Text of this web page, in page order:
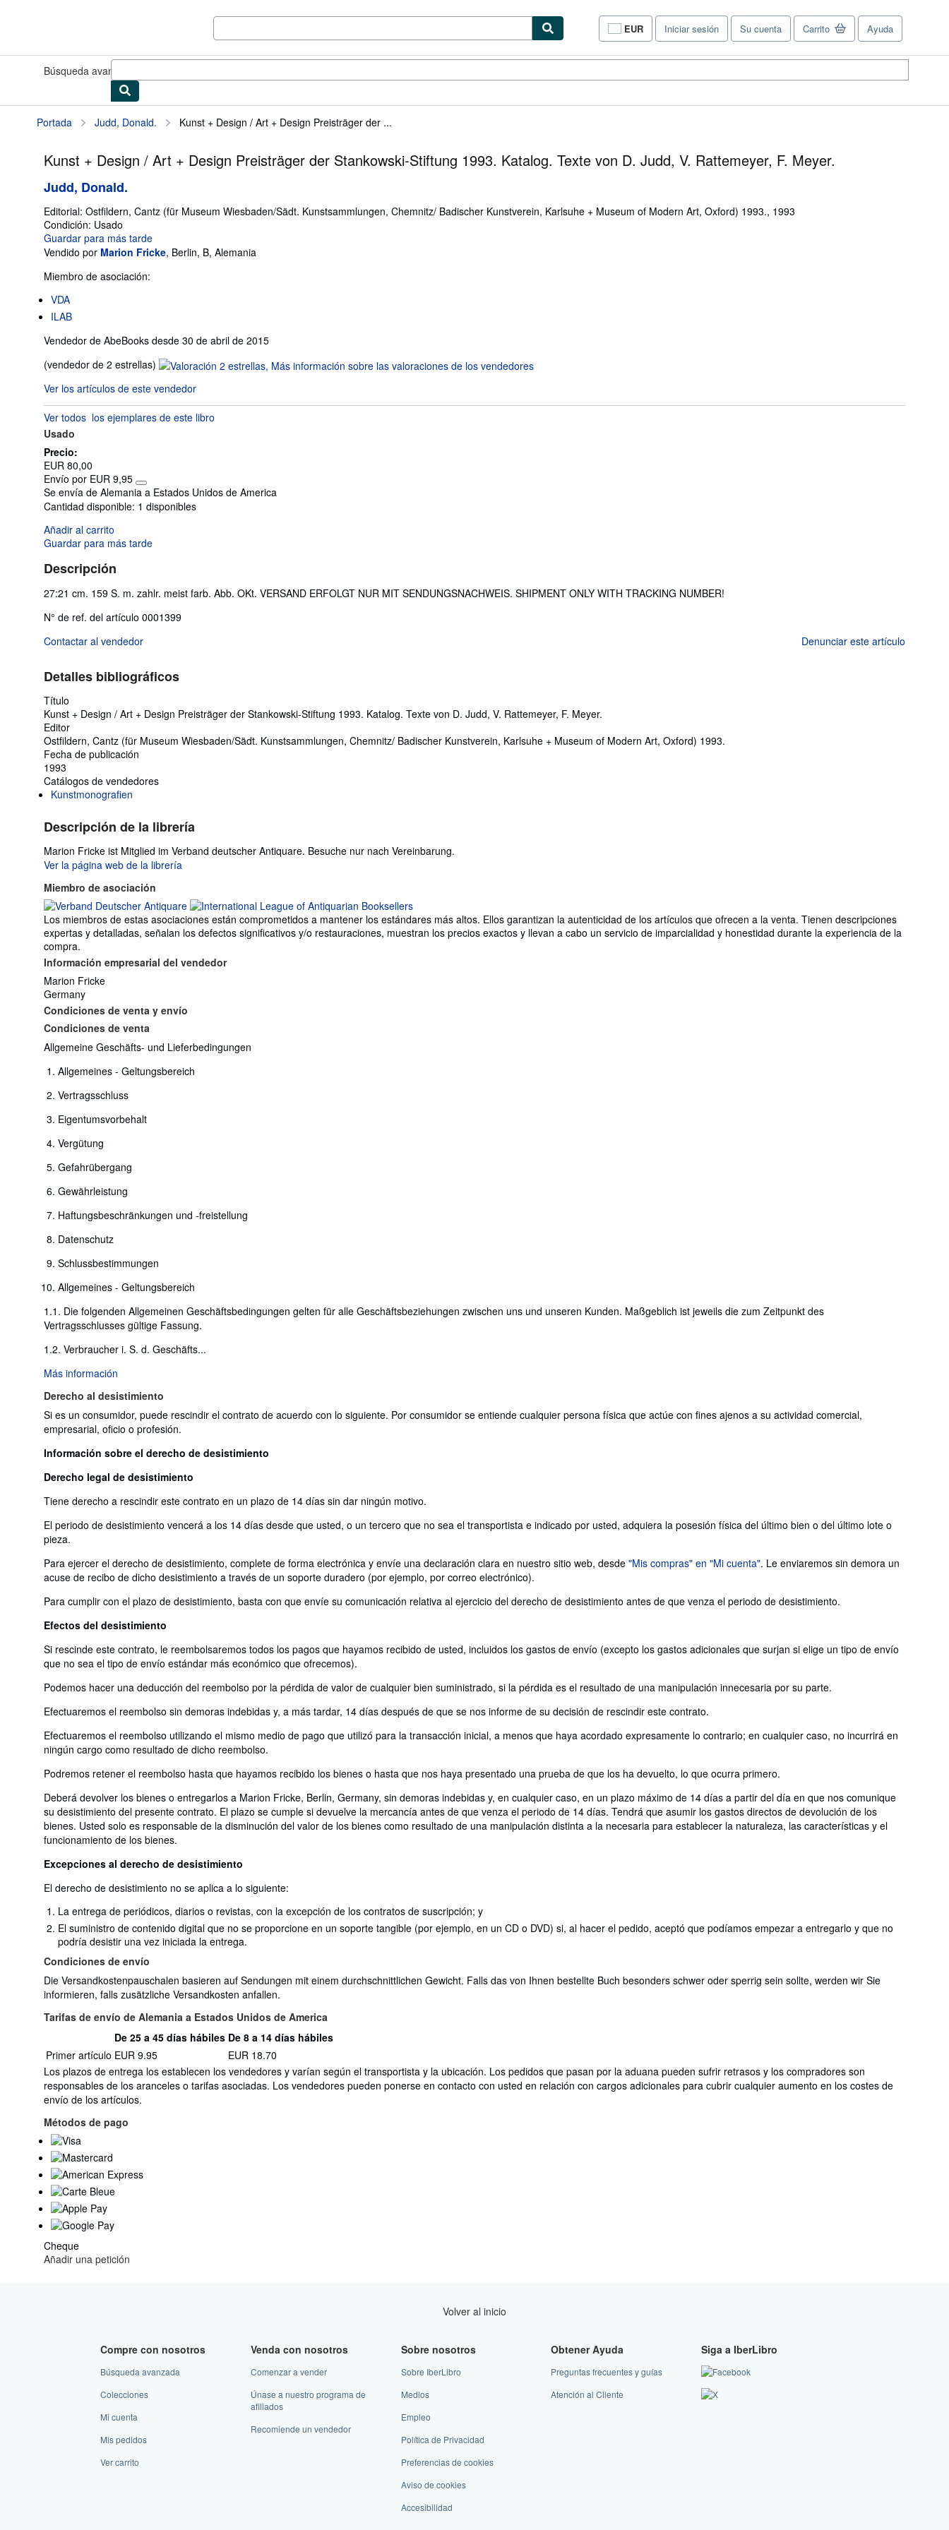
EUR
Preferencias
de
del
Iniciar sesión Su cuenta Carrito Ayuda
Búsqueda avanzada
Portada Judd, Donald. Kunst + Design / Art + Design Preisträger der ...
Kunst + Design / Art + Design Preisträger der Stankowski-Stiftung 1993. Katalog. Texte von D. Judd, V. Rattemeyer, F. Meyer.
Judd, Donald.
Editorial: Ostfildern, Cantz (für Museum Wiesbaden/Sädt. Kunstsammlungen, Chemnitz/ Badischer Kunstverein, Karlsuhe + Museum of Modern Art, Oxford) 1993., 1993
Condición: Usado
Guardar para más tarde
Vendido por Marion Fricke, Berlin, B, Alemania
Miembro de asociación:
VDA
ILAB
Vendedor de AbeBooks desde 30 de abril de 2015
(vendedor de 2 estrellas) Calificación
vendedor:
2
de
Ver los artículos de este vendedor
Ver todos los ejemplares de este libro
Usado
Precio:
EUR 80,00
Envío por EUR 9,95
Más
información
sobre
de
Se envía de Alemania a Estados Unidos de America
Cantidad disponible: 1 disponibles
Añadir al carrito
Guardar para más tarde
Descripción
27:21 cm. 159 S. m. zahlr. meist farb. Abb. OKt. VERSAND ERFOLGT NUR MIT SENDUNGSNACHWEIS. SHIPMENT ONLY WITH TRACKING NUMBER!
N° de ref. del artículo 0001399
Contactar al vendedor
Denunciar este artículo
Detalles bibliográficos
Título
Kunst + Design / Art + Design Preisträger der Stankowski-Stiftung 1993. Katalog. Texte von D. Judd, V. Rattemeyer, F. Meyer.
Editor
Ostfildern, Cantz (für Museum Wiesbaden/Sädt. Kunstsammlungen, Chemnitz/ Badischer Kunstverein, Karlsuhe + Museum of Modern Art, Oxford) 1993.
Fecha de publicación
1993
Catálogos de vendedores
Kunstmonografien
Descripción de la librería
Marion Fricke ist Mitglied im Verband deutscher Antiquare. Besuche nur nach Vereinbarung.
Ver la página web de la librería
Miembro de asociación
Los miembros de estas asociaciones están comprometidos a mantener los estándares más altos. Ellos garantizan la autenticidad de los artículos que ofrecen a la venta. Tienen descripciones
expertas y detalladas, señalan los defectos significativos y/o restauraciones, muestran los precios exactos y llevan a cabo un servicio de imparcialidad y honestidad durante la experiencia de la
compra.
Información empresarial del vendedor
Marion Fricke
Germany
Condiciones de venta y envío
Condiciones de venta
Allgemeine Geschäfts- und Lieferbedingungen
Allgemeines - Geltungsbereich
Vertragsschluss
Eigentumsvorbehalt
Vergütung
Gefahrübergang
Gewährleistung
Haftungsbeschränkungen und -freistellung
Datenschutz
Schlussbestimmungen
Allgemeines - Geltungsbereich
1.1. Die folgenden Allgemeinen Geschäftsbedingungen gelten für alle Geschäftsbeziehungen zwischen uns und unseren Kunden. Maßgeblich ist jeweils die zum Zeitpunkt des
Vertragsschlusses gültige Fassung.
1.2. Verbraucher i. S. d. Geschäfts...
Más información
Derecho al desistimiento
Si es un consumidor, puede rescindir el contrato de acuerdo con lo siguiente. Por consumidor se entiende cualquier persona física que actúe con fines ajenos a su actividad comercial,
empresarial, oficio o profesión.
Información sobre el derecho de desistimiento
Derecho legal de desistimiento
Tiene derecho a rescindir este contrato en un plazo de 14 días sin dar ningún motivo.
El periodo de desistimiento vencerá a los 14 días desde que usted, o un tercero que no sea el transportista e indicado por usted, adquiera la posesión física del último bien o del último lote o
pieza.
Para ejercer el derecho de desistimiento, complete de forma electrónica y envíe una declaración clara en nuestro sitio web, desde "Mis compras" en "Mi cuenta". Le enviaremos sin demora un
acuse de recibo de dicho desistimiento a través de un soporte duradero (por ejemplo, por correo electrónico).
Para cumplir con el plazo de desistimiento, basta con que envíe su comunicación relativa al ejercicio del derecho de desistimiento antes de que venza el periodo de desistimiento.
Efectos del desistimiento
Si rescinde este contrato, le reembolsaremos todos los pagos que hayamos recibido de usted, incluidos los gastos de envío (excepto los gastos adicionales que surjan si elige un tipo de envío
que no sea el tipo de envío estándar más económico que ofrecemos).
Podemos hacer una deducción del reembolso por la pérdida de valor de cualquier bien suministrado, si la pérdida es el resultado de una manipulación innecesaria por su parte.
Efectuaremos el reembolso sin demoras indebidas y, a más tardar, 14 días después de que se nos informe de su decisión de rescindir este contrato.
Efectuaremos el reembolso utilizando el mismo medio de pago que utilizó para la transacción inicial, a menos que haya acordado expresamente lo contrario; en cualquier caso, no incurrirá en
ningún cargo como resultado de dicho reembolso.
Podremos retener el reembolso hasta que hayamos recibido los bienes o hasta que nos haya presentado una prueba de que los ha devuelto, lo que ocurra primero.
Deberá devolver los bienes o entregarlos a Marion Fricke, Berlin, Germany, sin demoras indebidas y, en cualquier caso, en un plazo máximo de 14 días a partir del día en que nos comunique
su desistimiento del presente contrato. El plazo se cumple si devuelve la mercancía antes de que venza el periodo de 14 días. Tendrá que asumir los gastos directos de devolución de los
bienes. Usted solo es responsable de la disminución del valor de los bienes como resultado de una manipulación distinta a la necesaria para establecer la naturaleza, las características y el
funcionamiento de los bienes.
Excepciones al derecho de desistimiento
El derecho de desistimiento no se aplica a lo siguiente:
La entrega de periódicos, diarios o revistas, con la excepción de los contratos de suscripción; y
El suministro de contenido digital que no se proporcione en un soporte tangible (por ejemplo, en un CD o DVD) si, al hacer el pedido, aceptó que podíamos empezar a entregarlo y que no
podría desistir una vez iniciada la entrega.
Condiciones de envío
Die Versandkostenpauschalen basieren auf Sendungen mit einem durchschnittlichen Gewicht. Falls das von Ihnen bestellte Buch besonders schwer oder sperrig sein sollte, werden wir Sie
informieren, falls zusätzliche Versandkosten anfallen.
Tarifas de envío de Alemania a Estados Unidos de America
Tarifas
de
envío
de
Alemania
a
Estados
Unidos
de
America
Cantidad
del
pedido
De 25 a 45 días hábiles De 8 a 14 días hábiles
Primer artículo EUR 9.95
EUR 18.70
Los plazos de entrega los establecen los vendedores y varían según el transportista y la ubicación. Los pedidos que pasan por la aduana pueden sufrir retrasos y los compradores son
responsables de los aranceles o tarifas asociadas. Los vendedores pueden ponerse en contacto con usted en relación con cargos adicionales para cubrir cualquier aumento en los costes de
envío de los artículos.
Métodos de pago
Cheque
Añadir una petición
Volver al inicio
Compre con nosotros
Búsqueda avanzada
Colecciones
Mi cuenta
Mis pedidos
Ver carrito
Venda con nosotros
Comenzar a vender
Únase a nuestro programa de
afiliados
Recomiende un vendedor
Sobre nosotros
Sobre IberLibro
Medios
Empleo
Política de Privacidad
Preferencias de cookies
Aviso de cookies
Accesibilidad
Obtener Ayuda
Preguntas frecuentes y guías
Atención al Cliente
Siga a IberLibro